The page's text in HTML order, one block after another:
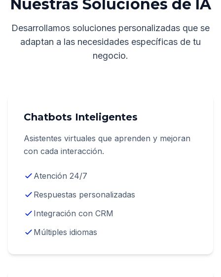
Nuestras Soluciones de IA
Desarrollamos soluciones personalizadas que se
adaptan a las necesidades específicas de tu
negocio.
Chatbots Inteligentes
Asistentes virtuales que aprenden y mejoran
con cada interacción.
Atención 24/7
Respuestas personalizadas
Integración con CRM
Múltiples idiomas